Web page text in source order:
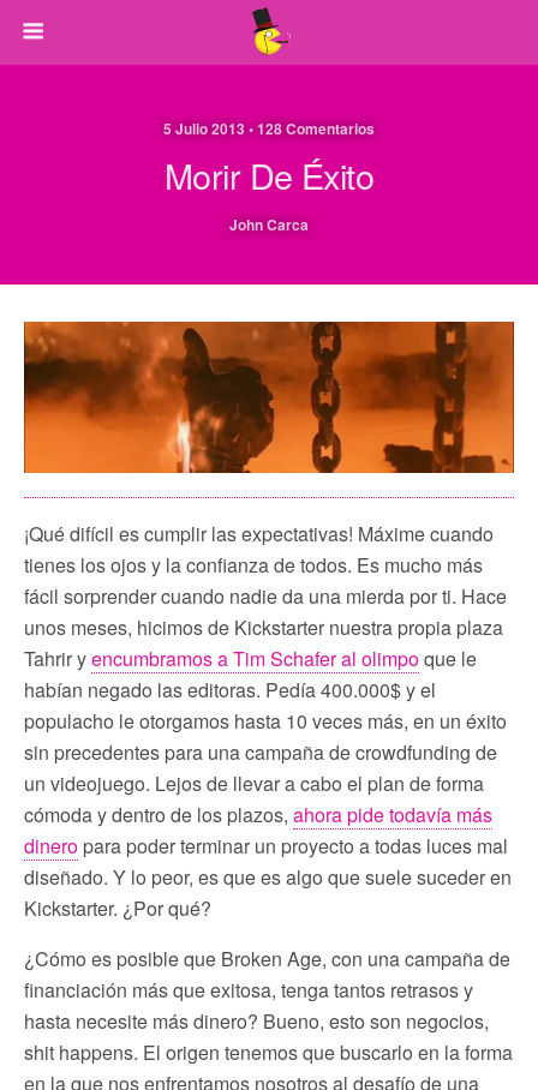
5 Julio 2013 • 128 Comentarios
Morir De Éxito
John Carca
¡Qué difícil es cumplir las expectativas! Máxime cuando
tienes los ojos y la confianza de todos. Es mucho más
fácil sorprender cuando nadie da una mierda por ti. Hace
unos meses, hicimos de Kickstarter nuestra propia plaza
Tahrir yencumbramos a Tim Schafer al olimpoque le
habían negado las editoras. Pedía 400.000$ y el
populacho le otorgamos hasta 10 veces más, en un éxito
sin precedentes para una campaña de crowdfunding de
un videojuego. Lejos de llevar a cabo el plan de forma
cómoda y dentro de los plazos, ahora pide todavía más
dinero para poder terminar un proyecto a todas luces mal
diseñado. Y lo peor, es que es algo que suele suceder en
Kickstarter. ¿Por qué?
¿Cómo es posible que Broken Age, con una campaña de
financiación más que exitosa, tenga tantos retrasos y
hasta necesite más dinero? Bueno, esto son negocios,
shit happens. El origen tenemos que buscarlo en la forma
en la que nos enfrentamos nosotros al desafío de una